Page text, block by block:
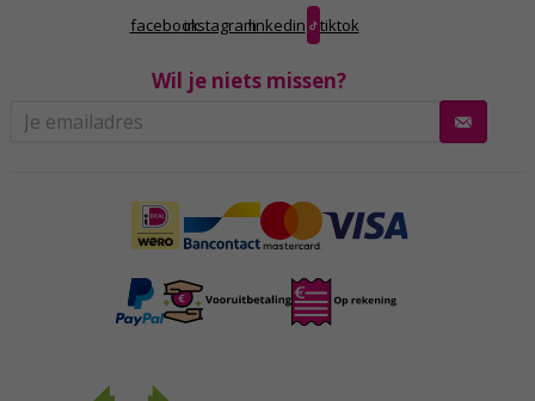
facebookinstagramlinkedin tiktok
Wil je niets missen?